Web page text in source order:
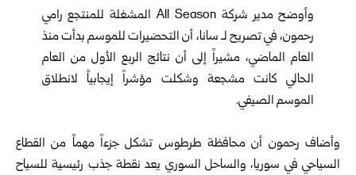
وأوضح مدير شركة All Season المشغلة للمنتجع رامي
رحمون، في تصريح لـ سانا، أن التحضيرات للموسم بدأت منذ
العام الماضي، مشيراً إلى أن نتائج الربع الأول من العام
الحالي كانت مشجعة وشكلت مؤشراً إيجابياً لانطلاق
الموسم الصيفي.
وأضاف رحمون أن محافظة طرطوس تشكل جزءاً مهماً من القطاع
السياحي في سوريا، والساحل السوري يعد نقطة جذب رئيسية للسياح